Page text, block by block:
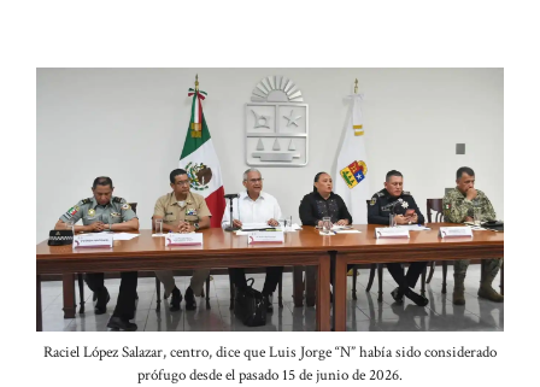
Raciel López Salazar, centro, dice que Luis Jorge “N” había sido considerado
prófugo desde el pasado 15 de junio de 2026.